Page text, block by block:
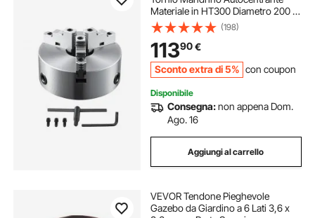
Materiale in HT300 Diametro 200 ±
5 mm, Mandrino per Tornio a 3
Griffe Gamma di Serraggio 4-
85mm, Mandrino Autocentrante
per Tornio 200mm
(198)
11390€
Sconto extra di 5% con coupon
Disponibile
Consegna:non appena Dom.
Ago. 16
Aggiungi al carrello
VEVOR Tendone Pieghevole
Gazebo da Giardino a 6 Lati 3,6 x